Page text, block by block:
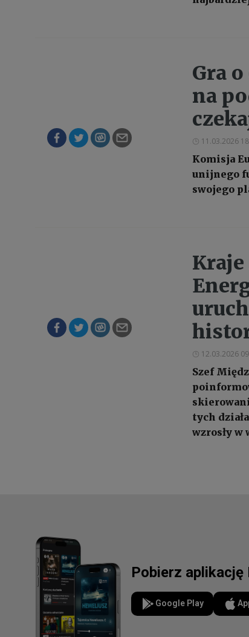
Gra
na
11.03.2026
Komisja
unijnego
swojego
12.03.2026
Szef
tych
wzrosły w
Pobierz aplikację
Google Play